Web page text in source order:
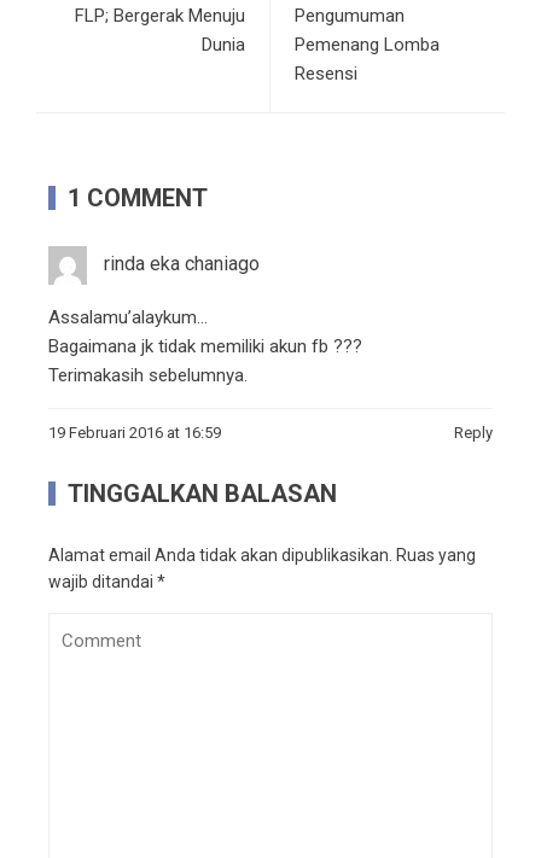
FLP; Bergerak Menuju
Dunia
Pengumuman
Pemenang Lomba
Resensi
1 COMMENT
rinda eka chaniago
Assalamu’alaykum…
Bagaimana jk tidak memiliki akun fb ???
Terimakasih sebelumnya.
19 Februari 2016 at 16:59 Reply
TINGGALKAN BALASAN
Alamat email Anda tidak akan dipublikasikan. Ruas yang
wajib ditandai *